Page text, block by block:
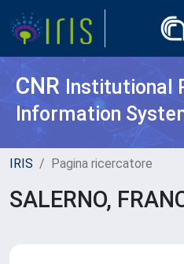
CNR Institutional
Information
IRIS Pagina ricercatore
SALERNO,